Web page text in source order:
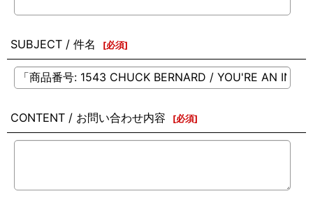
SUBJECT / 件名 [必須]
CONTENT / お問い合わせ内容 [必須]